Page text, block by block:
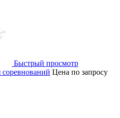
Быстрый просмотр
Цена по запросу